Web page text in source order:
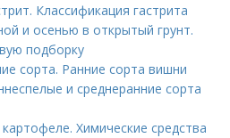
Классификация гастрита
и осенью в открытый грунт.
подборку
сорта. Ранние сорта вишни
и среднеранние сорта
Химические средства